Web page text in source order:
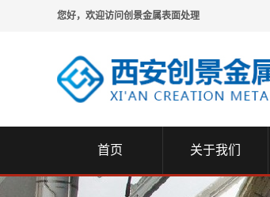
您好，欢迎访问创景金属表面处理
首页 关于我们